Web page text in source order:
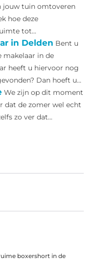
jouw tuin omtoveren
hoe deze
tot...
in Delden Bent u
makelaar in de
heeft u hiervoor nog
Dan hoeft u...
We zijn op dit moment
dat de zomer wel echt
zo ver dat...
boxershort in de